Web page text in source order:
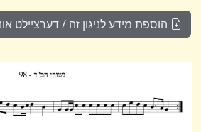
הוספת מידע לניגון זה / דערציילט אונדז